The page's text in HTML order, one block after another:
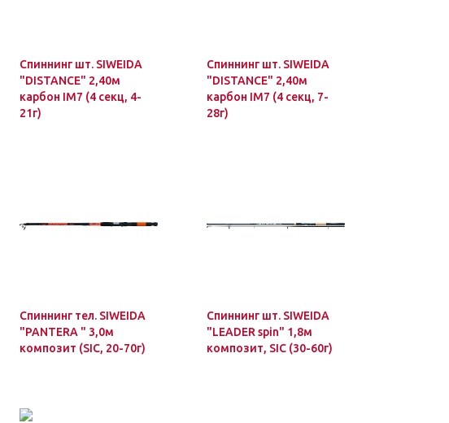
Спиннинг шт. SIWEIDA
"DISTANCE" 2,40м
карбон IM7 (4 секц, 4-
21г)
Спиннинг шт. SIWEIDA
"DISTANCE" 2,40м
карбон IM7 (4 секц, 7-
28г)
Спиннинг тел. SIWEIDA
"PANTERA " 3,0м
композит (SIC, 20-70г)
Спиннинг шт. SIWEIDA
"LEADER spin" 1,8м
композит, SIC (30-60г)